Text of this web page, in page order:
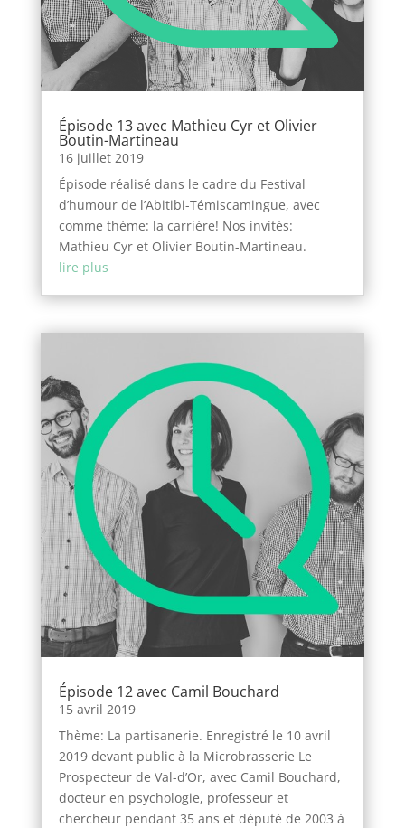
Épisode 13 avec Mathieu Cyr et Olivier
Boutin-Martineau
16 juillet 2019
Épisode réalisé dans le cadre du Festival
d’humour de l’Abitibi-Témiscamingue, avec
comme thème: la carrière! Nos invités:
Mathieu Cyr et Olivier Boutin-Martineau.
lire plus
Épisode 12 avec Camil Bouchard
15 avril 2019
Thème: La partisanerie. Enregistré le 10 avril
2019 devant public à la Microbrasserie Le
Prospecteur de Val-d’Or, avec Camil Bouchard,
docteur en psychologie, professeur et
chercheur pendant 35 ans et député de 2003 à